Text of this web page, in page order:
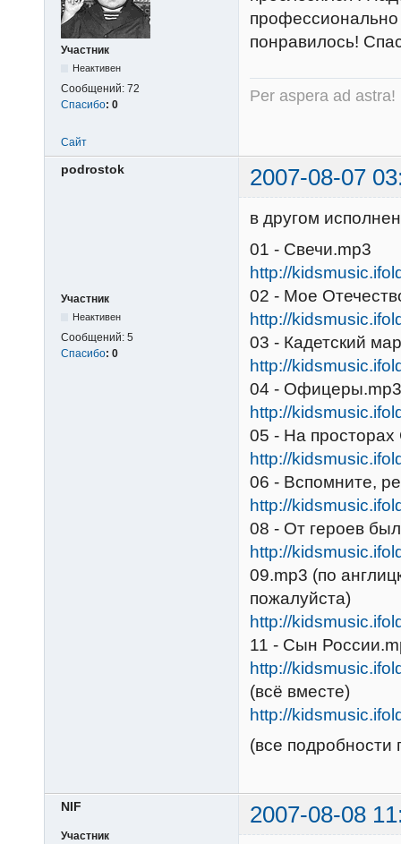
Участник
Неактивен
Сообщений: 72
Спасибо: 0
понравилось!
Per aspera ad astra!
Сайт
podrostok 2007-08-07
Участник
Неактивен
Сообщений: 5
Спасибо: 0
в другом
01 - Свечи.mp3
http://
02 - Мое
http://
03 - Кадетский
http://
04 - Офицеры.mp3
http://
05 - На
http://
06 - Вспомните,
http://
08 - От героев
http://
09.mp3 (по
пожалуйста)
http://
11 - Сын
http://
(всё вместе)
http://
(все подробности
NIF 2007-08-08
Участник